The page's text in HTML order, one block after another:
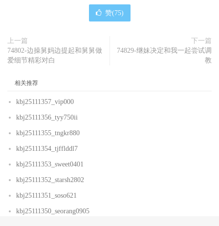
赞(75)
上一篇
74802-边操舅妈边提起和舅舅做
爱细节精彩对白
下一篇
74829-继妹决定和我一起尝试调
教
相关推荐
kbj25111357_vip000
kbj25111356_tyy750ii
kbj25111355_tngkr880
kbj25111354_tjfflddl7
kbj25111353_sweet0401
kbj25111352_starsh2802
kbj25111351_soso621
kbj25111350_seorang0905